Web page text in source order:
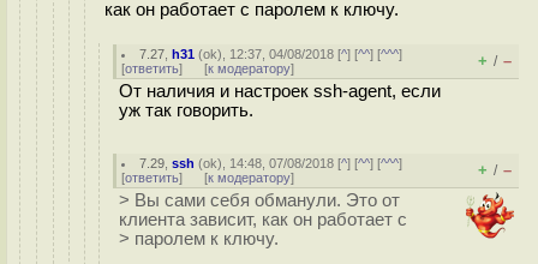
как он работает с паролем к ключу.
7.27 ,h31 (ok), 12:37, 04/08/2018 [^] [^^] [^^^]
[ответить] [к модератору] + / –
От наличия и настроек ssh-agent, если
уж так говорить.
7.29 ,ssh (ok), 14:48, 07/08/2018 [^] [^^] [^^^]
[ответить] [к модератору] + / –
> Вы сами себя обманули. Это от
клиента зависит, как он работает с
> паролем к ключу.